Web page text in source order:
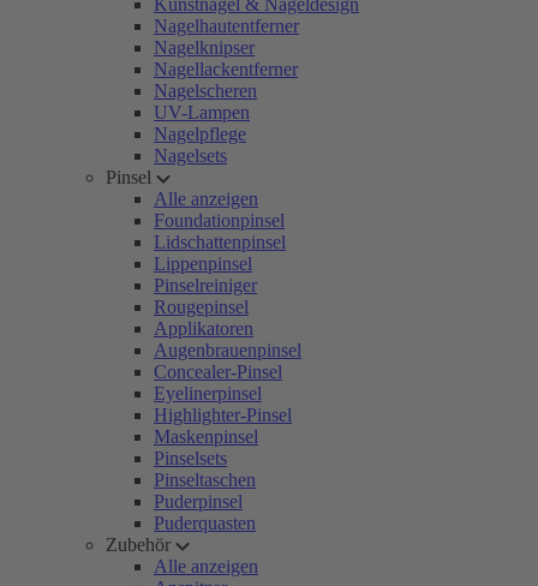
Kunstnägel & Nageldesign
Nagelhautentferner
Nagelknipser
Nagellackentferner
Nagelscheren
UV-Lampen
Nagelpflege
Nagelsets
Pinsel
Alle anzeigen
Foundationpinsel
Lidschattenpinsel
Lippenpinsel
Pinselreiniger
Rougepinsel
Applikatoren
Augenbrauenpinsel
Concealer-Pinsel
Eyelinerpinsel
Highlighter-Pinsel
Maskenpinsel
Pinselsets
Pinseltaschen
Puderpinsel
Puderquasten
Zubehör
Alle anzeigen